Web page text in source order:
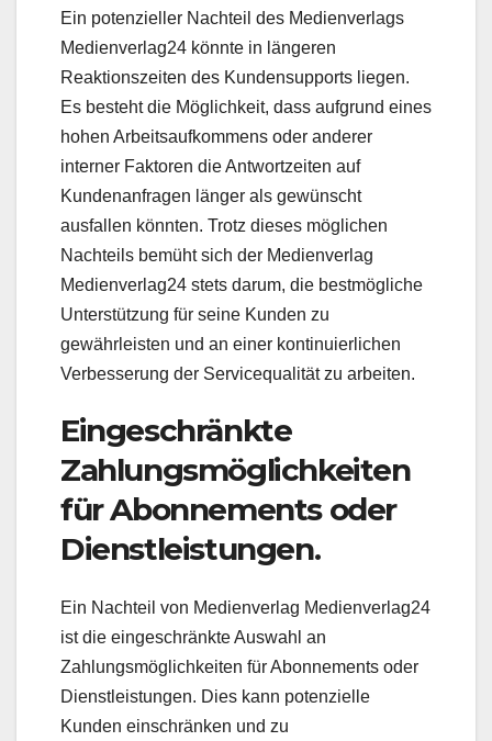
Ein potenzieller Nachteil des Medienverlags
Medienverlag24 könnte in längeren
Reaktionszeiten des Kundensupports liegen.
Es besteht die Möglichkeit, dass aufgrund eines
hohen Arbeitsaufkommens oder anderer
interner Faktoren die Antwortzeiten auf
Kundenanfragen länger als gewünscht
ausfallen könnten. Trotz dieses möglichen
Nachteils bemüht sich der Medienverlag
Medienverlag24 stets darum, die bestmögliche
Unterstützung für seine Kunden zu
gewährleisten und an einer kontinuierlichen
Verbesserung der Servicequalität zu arbeiten.
Eingeschränkte
Zahlungsmöglichkeiten
für Abonnements oder
Dienstleistungen.
Ein Nachteil von Medienverlag Medienverlag24
ist die eingeschränkte Auswahl an
Zahlungsmöglichkeiten für Abonnements oder
Dienstleistungen. Dies kann potenzielle
Kunden einschränken und zu